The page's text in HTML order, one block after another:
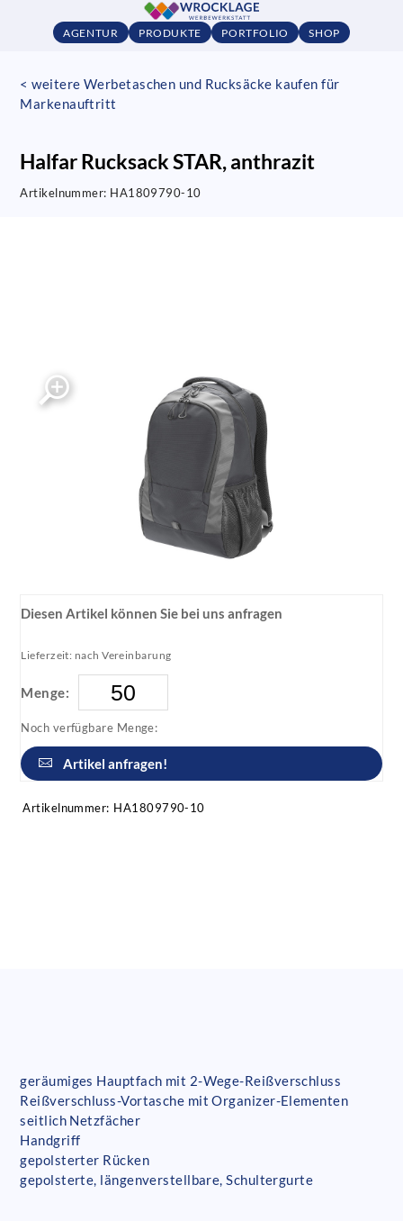
AGENTUR PRODUKTE PORTFOLIO SHOP
< weitere Werbetaschen und Rucksäcke kaufen für
Markenauftritt
Halfar Rucksack STAR, anthrazit
Artikelnummer: HA1809790-10
Diesen Artikel können Sie bei uns anfragen
Lieferzeit: nach Vereinbarung
Menge:
Noch verfügbare Menge:
Artikel anfragen!
Artikelnummer: HA1809790-10
geräumiges Hauptfach mit 2-Wege-Reißverschluss
Reißverschluss-Vortasche mit Organizer-Elementen
seitlich Netzfächer
Handgriff
gepolsterter Rücken
gepolsterte, längenverstellbare, Schultergurte